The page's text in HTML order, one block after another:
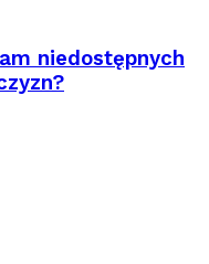
niedostępnych